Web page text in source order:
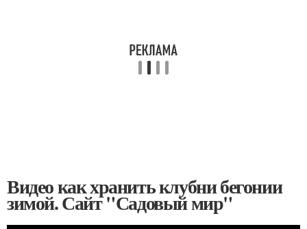
Видео как хранить клубни бегонии
зимой. Сайт "Садовый мир"